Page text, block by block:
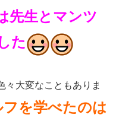
先生とマンツ
た
々大変なこともありま
を学べたのは